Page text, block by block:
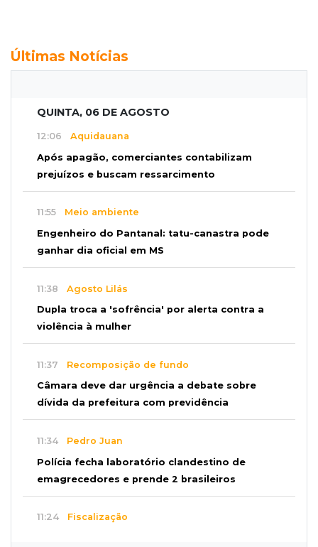
Últimas Notícias
QUINTA, 06 DE AGOSTO
12:06 Aquidauana
Após apagão, comerciantes contabilizam
prejuízos e buscam ressarcimento
11:55 Meio ambiente
Engenheiro do Pantanal: tatu-canastra pode
ganhar dia oficial em MS
11:38 Agosto Lilás
Dupla troca a 'sofrência' por alerta contra a
violência à mulher
11:37 Recomposição de fundo
Câmara deve dar urgência a debate sobre
dívida da prefeitura com previdência
11:34 Pedro Juan
Polícia fecha laboratório clandestino de
emagrecedores e prende 2 brasileiros
11:24 Fiscalização